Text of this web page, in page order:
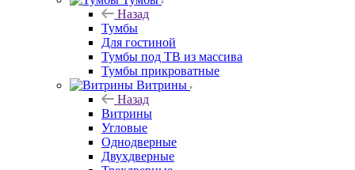
Назад
Тумбы
Для гостиной
Тумбы под ТВ из массива
Тумбы прикроватные
Витрины
Назад
Витрины
Угловые
Однодверные
Двухдверные